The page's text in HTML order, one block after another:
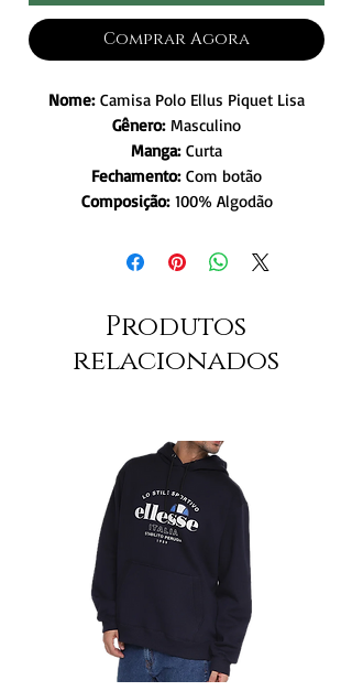
Comprar Agora
Nome:Camisa Polo Ellus Piquet Lisa
Gênero:Masculino
Manga:Curta
Fechamento:Com botão
Composição:100% Algodão
Produtos
relacionados